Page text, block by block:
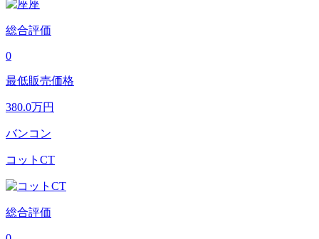
総合評価
0
最低販売価格
380.0万円
バンコン
コットCT
総合評価